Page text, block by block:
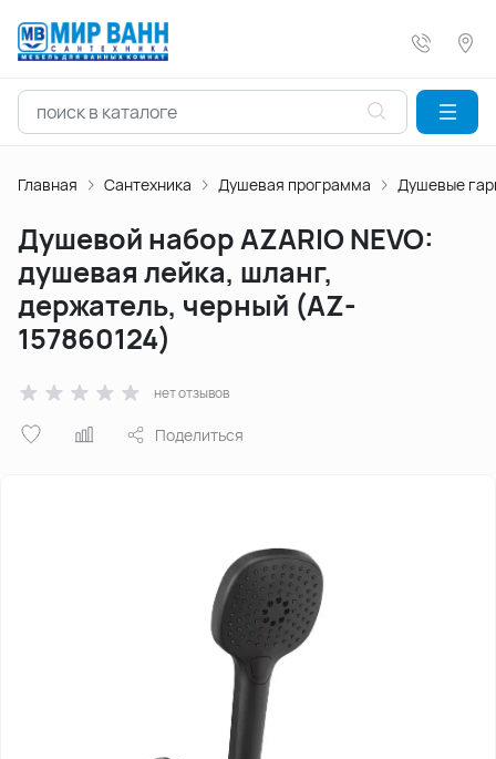
Главная Сантехника Душевая программа Душевые
Душевой набор AZARIO NEVO:
душевая лейка, шланг,
держатель, черный (AZ-
157860124)
нет отзывов
Поделиться